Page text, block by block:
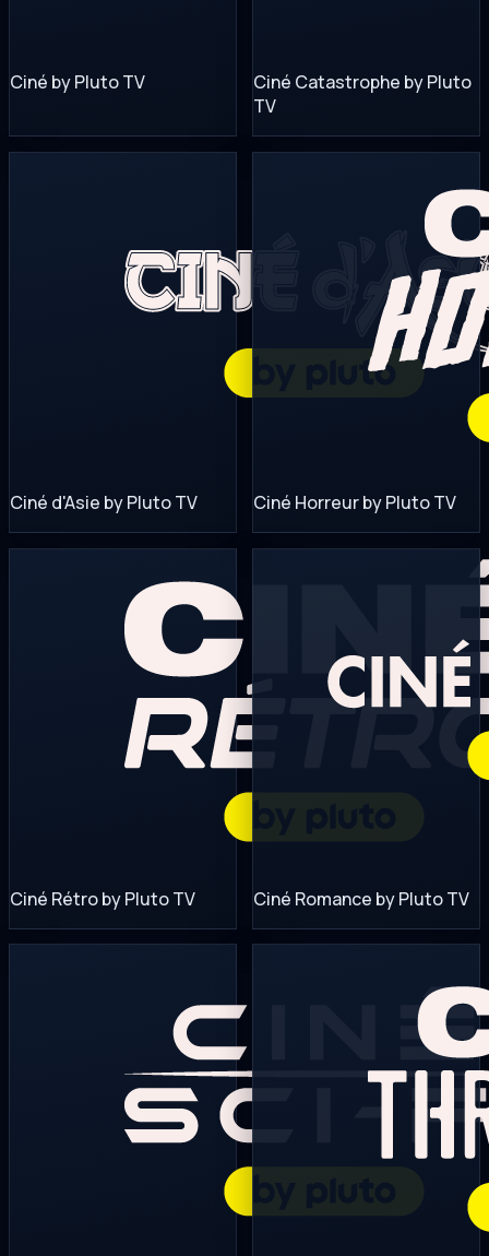
Ciné by Pluto TV
Ciné Catastrophe by Pluto
TV
Ciné d'Asie by Pluto TV Ciné Horreur by Pluto TV
Ciné Rétro by Pluto TV Ciné Romance by Pluto TV